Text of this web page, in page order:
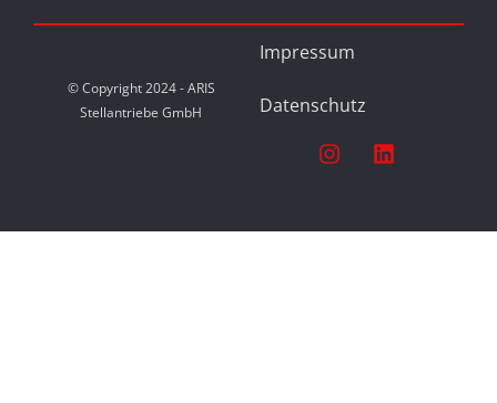
© Copyright 2024 - ARIS
Stellantriebe GmbH
I
n
a
L
i
e
Impressum
Datenschutz